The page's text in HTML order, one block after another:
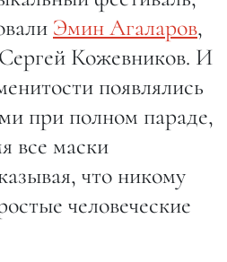
Эмин Агаларов,
Кожевников. И
появлялись
при полном параде,
все маски
что никому
человеческие